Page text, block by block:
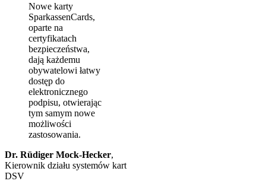
Nowe karty
SparkassenCards,
oparte na
certyfikatach
bezpieczeństwa,
dają każdemu
obywatelowi łatwy
dostęp do
elektronicznego
podpisu, otwierając
tym samym nowe
możliwości
zastosowania.
Dr. Rüdiger Mock-Hecker,
Kierownik działu systemów kart
DSV